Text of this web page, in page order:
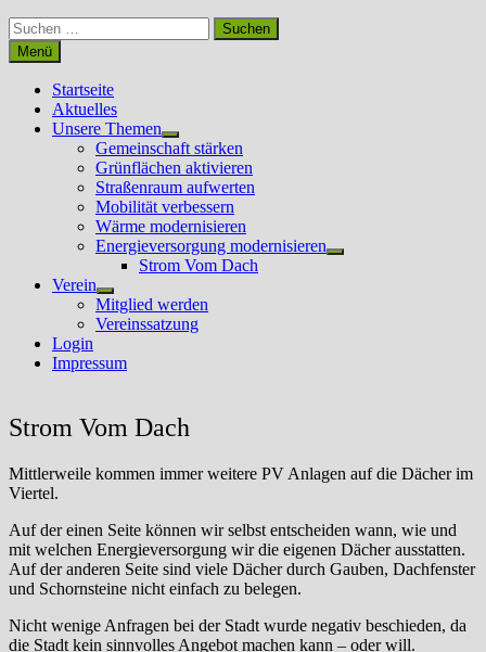
Suchen
nach:
Menü
Startseite
Aktuelles
Unsere Themen
Untermenü
anzeigen
Gemeinschaft stärken
Grünflächen aktivieren
Straßenraum aufwerten
Mobilität verbessern
Wärme modernisieren
Energieversorgung modernisieren
Untermenü
Strom Vom Dach
Verein
Untermenü
anzeigen
Mitglied werden
Vereinssatzung
Login
Impressum
Strom Vom Dach
Mittlerweile kommen immer weitere PV Anlagen auf die Dächer im
Viertel.
Auf der einen Seite können wir selbst entscheiden wann, wie und
mit welchen Energieversorgung wir die eigenen Dächer ausstatten.
Auf der anderen Seite sind viele Dächer durch Gauben, Dachfenster
und Schornsteine nicht einfach zu belegen.
Nicht wenige Anfragen bei der Stadt wurde negativ beschieden, da
die Stadt kein sinnvolles Angebot machen kann – oder will.